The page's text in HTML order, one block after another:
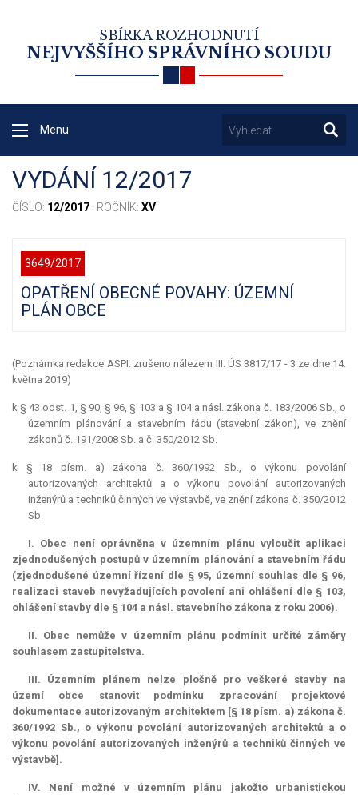
SBÍRKA ROZHODNUTÍ
NEJVYŠŠÍHO SPRÁVNÍHO SOUDU
Menu
VYDÁNÍ 12/2017
ČÍSLO: 12/2017 · ROČNÍK: XV
3649/2017
OPATŘENÍ OBECNÉ POVAHY: ÚZEMNÍ
PLÁN OBCE
(Poznámka redakce ASPI: zrušeno nálezem III. ÚS 3817/17 - 3 ze dne 14.
května 2019)
k § 43 odst. 1, § 90, § 96, § 103 a § 104 a násl. zákona č. 183/2006 Sb., o
územním plánování a stavebním řádu (stavební zákon), ve znění
zákonů č. 191/2008 Sb. a č. 350/2012 Sb.
k § 18 písm. a) zákona č. 360/1992 Sb., o výkonu povolání
autorizovaných architektů a o výkonu povolání autorizovaných
inženýrů a techniků činných ve výstavbě, ve znění zákona č. 350/2012
Sb.
I. Obec není oprávněna v územním plánu vyloučit aplikaci
zjednodušených postupů v územním plánování a stavebním řádu
(zjednodušené územní řízení dle § 95, územní souhlas dle § 96,
realizaci staveb nevyžadujících povolení ani ohlášení dle § 103,
ohlášení stavby dle § 104 a násl. stavebního zákona z roku 2006).
II. Obec nemůže v územním plánu podmínit určité záměry
souhlasem zastupitelstva.
III. Územním plánem nelze plošně pro veškeré stavby na
území obce stanovit podmínku zpracování projektové
dokumentace autorizovaným architektem [§ 18 písm. a) zákona č.
360/1992 Sb., o výkonu povolání autorizovaných architektů a o
výkonu povolání autorizovaných inženýrů a techniků činných ve
výstavbě].
IV. Není možné v územním plánu jakožto urbanistickou